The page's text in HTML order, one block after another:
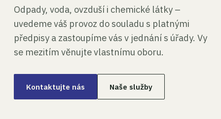
Odpady, voda, ovzduší i chemické látky –
uvedeme váš provoz do souladu s platnými
předpisy a zastoupíme vás v jednání s úřady. Vy
se mezitím věnujte vlastnímu oboru.
Kontaktujte nás Naše služby